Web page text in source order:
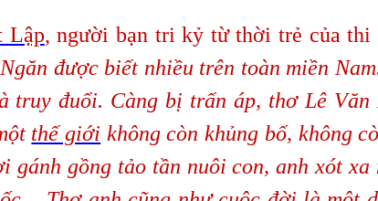
Lập, người bạn tri kỷ từ thời trẻ của
được biết nhiều trên toàn miền
truy đuổi. Càng bị trấn áp, thơ Lê Văn
thế giới không còn khủng bố, không
gánh gồng tảo tần nuôi con, anh xót